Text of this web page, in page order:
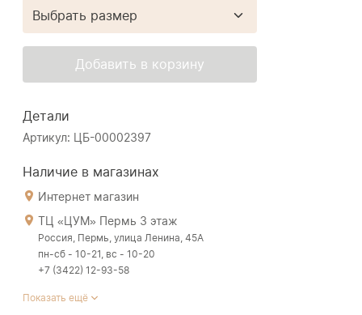
Выбрать размер
Добавить в корзину
Детали
Артикул: ЦБ-00002397
Наличие в магазинах
Интернет магазин
ТЦ «ЦУМ» Пермь 3 этаж
Россия, Пермь, улица Ленина, 45А
пн-сб - 10-21, вс - 10-20
+7 (3422) 12-93-58
Показать ещё